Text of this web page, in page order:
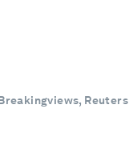
Reuters